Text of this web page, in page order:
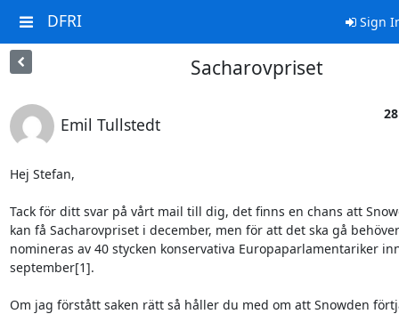
DFRI Sign
Sacharovpriset
Emil Tullstedt
Hej Stefan,
Tack för ditt svar på vårt mail till dig, det finns en chans att
kan få Sacharovpriset i december, men för att det ska gå
nomineras av 40 stycken konservativa Europaparlamentariker
september[1].
Om jag förstått saken rätt så håller du med om att Snowden